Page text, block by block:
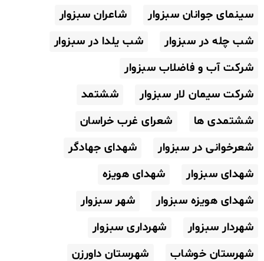
سینمای جوانان سبزوار
شاعران سبزوار
شب چله در سبزوار
شب یلدا در سبزوار
شرکت آب و فاضلاب سبزوار
شرکت سیمان لار سبزوار
ششتمد
ششتمدی ها
شعرای غرب خراسان
شعرخوانی در سبزوار
شهدای جهادگر
شهدای سبزوار
شهدای هویزه
شهدای هویزه سبزوار
شهر سبزوار
شهردار سبزوار
شهرداری سبزوار
شهرستان خوشاب
شهرستان داورزن